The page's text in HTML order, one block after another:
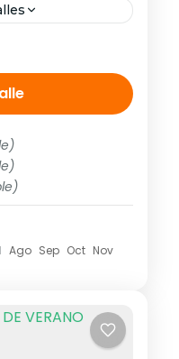
Mulhouse,
Niza y
strong>
de marzo
Ago Sep Oct Nov